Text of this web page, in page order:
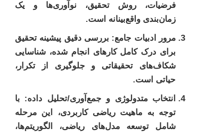
فرضیات، روش تحقیق، نوآوری‌ها و یک
زمان‌بندی واقع‌بینانه است.
مرور ادبیات جامع: بررسی دقیق پیشینه تحقیق
برای درک کامل کارهای انجام شده، شناسایی
شکاف‌های تحقیقاتی و جلوگیری از تکرار،
حیاتی است.
انتخاب متدولوژی و جمع‌آوری/تحلیل داده: با
توجه به ماهیت ریاضی کاربردی، این مرحله
شامل توسعه مدل‌های ریاضی، الگوریتم‌ها،